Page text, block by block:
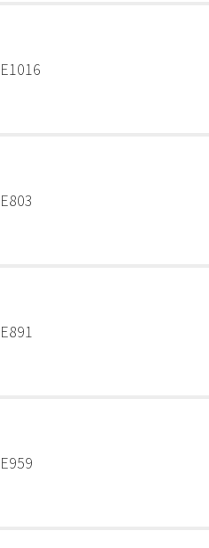
E1016
E803
E891
E959